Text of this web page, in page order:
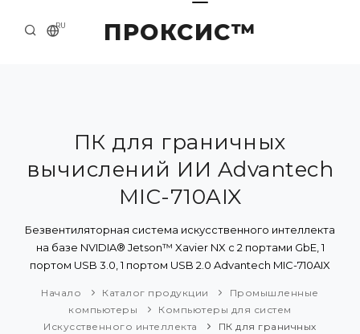
ПРОКСИС™
RU
О КОМПАНИИ
ПРИМЕРЫ И РЕШЕНИЯ
КАТАЛОГ ПРОДУКЦИИ
ПРЕСС-ЦЕНТР
ПК для граничных
вычислений ИИ Advantech
MIC-710AIX
Безвентиляторная система искусственного интеллекта
на базе NVIDIA® Jetson™ Xavier NX с 2 портами GbE, 1
портом USB 3.0, 1 портом USB 2.0 Advantech MIC-710AIX
Начало Каталог продукции
Промышленные
компьютеры
Компьютеры для систем
Искусственного интеллекта
ПК для граничных